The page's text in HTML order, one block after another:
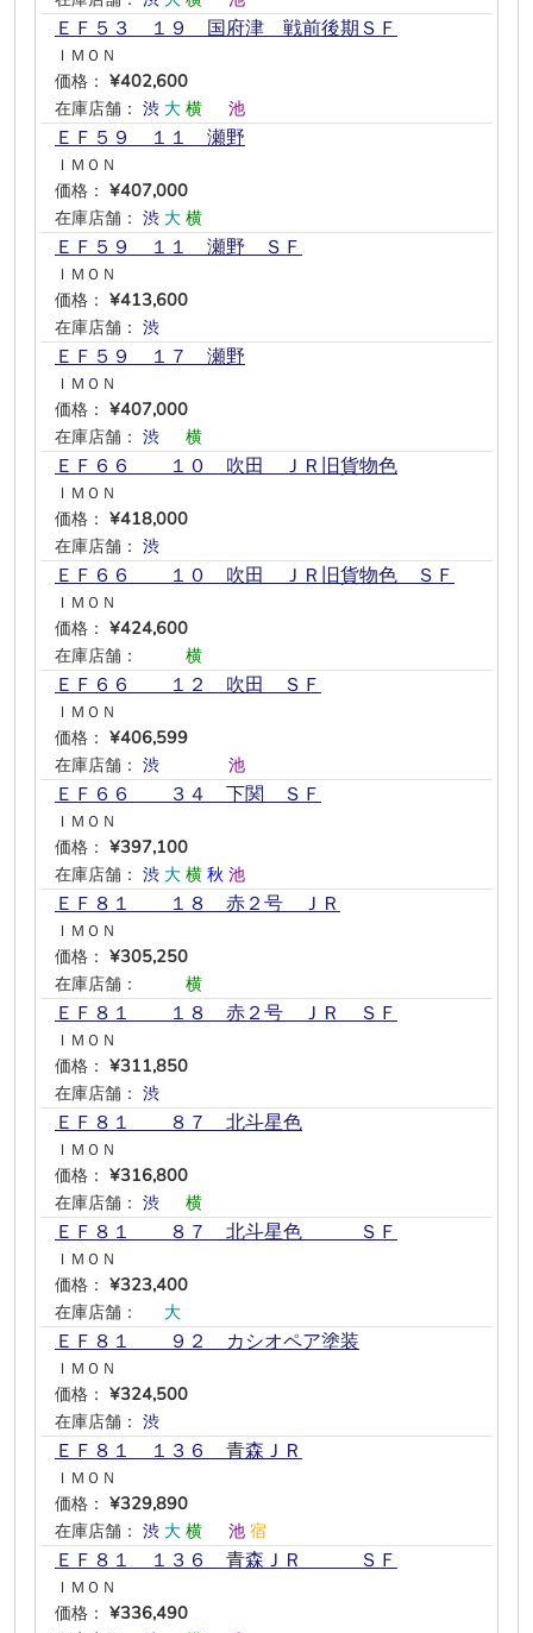
ＥＦ５３ １９ 国府津 戦前後期ＳＦ
ＩＭＯＮ
価格： ¥402,600
在庫店舗： 渋 大 横 池
ＥＦ５９ １１ 瀬野
ＩＭＯＮ
価格： ¥407,000
在庫店舗： 渋 大 横
ＥＦ５９ １１ 瀬野 ＳＦ
ＩＭＯＮ
価格： ¥413,600
在庫店舗： 渋
ＥＦ５９ １７ 瀬野
ＩＭＯＮ
価格： ¥407,000
在庫店舗： 渋 横
ＥＦ６６ １０ 吹田 ＪＲ旧貨物色
ＩＭＯＮ
価格： ¥418,000
在庫店舗： 渋
ＥＦ６６ １０ 吹田 ＪＲ旧貨物色 ＳＦ
ＩＭＯＮ
価格： ¥424,600
在庫店舗：
横
ＥＦ６６ １２ 吹田 ＳＦ
ＩＭＯＮ
価格： ¥406,599
在庫店舗： 渋 池
ＥＦ６６ ３４ 下関 ＳＦ
ＩＭＯＮ
価格： ¥397,100
在庫店舗： 渋 大 横 秋 池
ＥＦ８１ １８ 赤２号 ＪＲ
ＩＭＯＮ
価格： ¥305,250
在庫店舗：
横
ＥＦ８１ １８ 赤２号 ＪＲ ＳＦ
ＩＭＯＮ
価格： ¥311,850
在庫店舗： 渋
ＥＦ８１ ８７ 北斗星色
ＩＭＯＮ
価格： ¥316,800
在庫店舗： 渋 横
ＥＦ８１ ８７ 北斗星色 ＳＦ
ＩＭＯＮ
価格： ¥323,400
在庫店舗：
大
ＥＦ８１ ９２ カシオペア塗装
ＩＭＯＮ
価格： ¥324,500
在庫店舗： 渋
ＥＦ８１ １３６ 青森ＪＲ
ＩＭＯＮ
価格： ¥329,890
在庫店舗： 渋 大 横 池 宿
ＥＦ８１ １３６ 青森ＪＲ ＳＦ
ＩＭＯＮ
価格： ¥336,490